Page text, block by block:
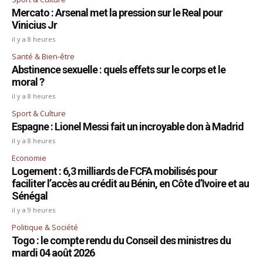
Mercato : Arsenal met la pression sur le Real pour
Vinicius Jr
il y a 8 heures
Santé & Bien-être
Abstinence sexuelle : quels effets sur le corps et le
moral ?
il y a 8 heures
Sport & Culture
Espagne : Lionel Messi fait un incroyable don à Madrid
il y a 8 heures
Economie
Logement : 6,3 milliards de FCFA mobilisés pour
faciliter l’accès au crédit au Bénin, en Côte d’Ivoire et au
Sénégal
il y a 9 heures
Politique & Société
Togo : le compte rendu du Conseil des ministres du
mardi 04 août 2026